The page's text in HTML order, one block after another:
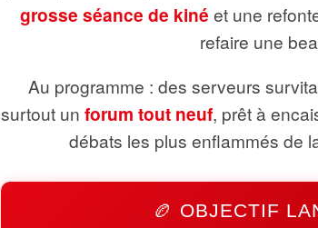
grosse séance de kiné et une
refaire une
Au programme : des serveurs
surtout un forum tout neuf, prêt à
débats les plus enflammés de
🏉 OBJECTIF